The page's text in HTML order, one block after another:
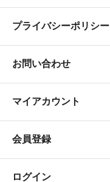
プライバシーポリシー
お問い合わせ
マイアカウント
会員登録
ログイン